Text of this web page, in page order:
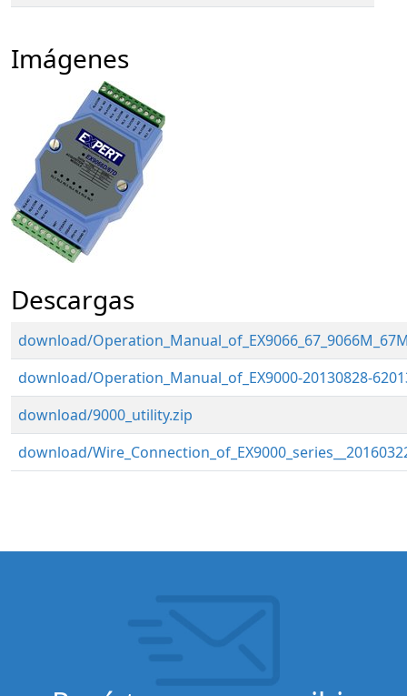
Imágenes
Descargas
download/
download/Operation_Manual_of_EX9000-20130828-
download/9000_utility.zip
download/